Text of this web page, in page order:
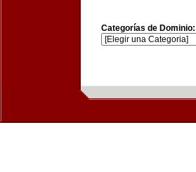
Categorías de Dominio: